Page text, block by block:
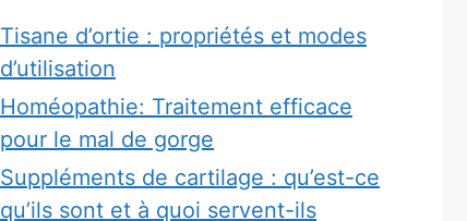
Tisane d’ortie : propriétés et modes
d’utilisation
Homéopathie: Traitement efficace
pour le mal de gorge
Suppléments de cartilage : qu’est-ce
qu’ils sont et à quoi servent-ils